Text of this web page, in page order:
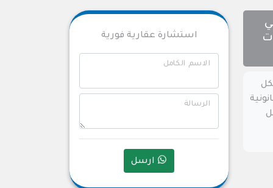
استشارة عقارية فورية
الاسم الكامل
الرسالة
ارسل